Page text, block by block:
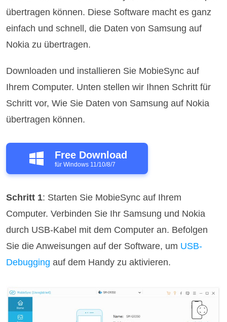
übertragen können. Diese Software macht es ganz
einfach und schnell, die Daten von Samsung auf
Nokia zu übertragen.
Downloaden und installieren Sie MobieSync auf
Ihrem Computer. Unten stellen wir Ihnen Schritt für
Schritt vor, Wie Sie Daten von Samsung auf Nokia
übertragen können.
Free Download
für Windows 11/10/8/7
Schritt 1: Starten Sie MobieSync auf Ihrem
Computer. Verbinden Sie Ihr Samsung und Nokia
durch USB-Kabel mit dem Computer an. Befolgen
Sie die Anweisungen auf der Software, um USB-
Debugging auf dem Handy zu aktivieren.